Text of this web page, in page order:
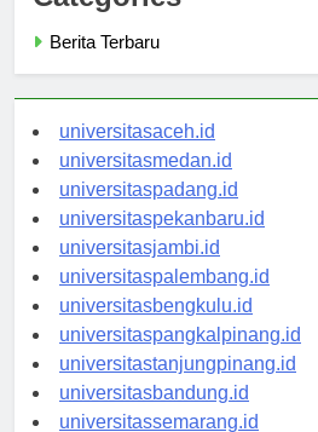
Categories
universitasaceh.id
universitasmedan.id
universitaspadang.id
universitaspekanbaru.id
universitasjambi.id
universitaspalembang.id
universitasbengkulu.id
universitaspangkalpinang.id
universitastanjungpinang.id
universitasbandung.id